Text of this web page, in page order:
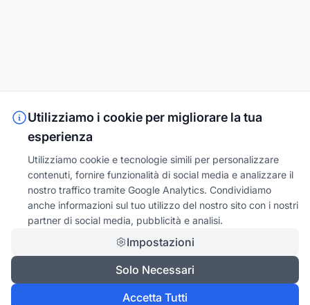
Utilizziamo i cookie per migliorare la tua
esperienza
Utilizziamo cookie e tecnologie simili per personalizzare
contenuti, fornire funzionalità di social media e analizzare il
nostro traffico tramite Google Analytics. Condividiamo
anche informazioni sul tuo utilizzo del nostro sito con i nostri
partner di social media, pubblicità e analisi.
Impostazioni
Solo Necessari
Accetta Tutti